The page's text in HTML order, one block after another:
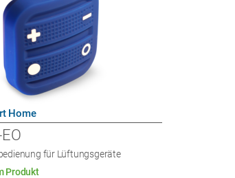
Home
für Lüftungsgeräte
Produkt